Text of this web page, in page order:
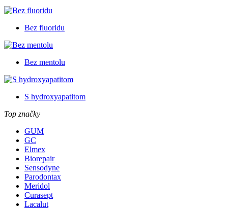
Bez fluoridu
Bez mentolu
S hydroxyapatitom
Top značky
GUM
GC
Elmex
Biorepair
Sensodyne
Parodontax
Meridol
Curasept
Lacalut